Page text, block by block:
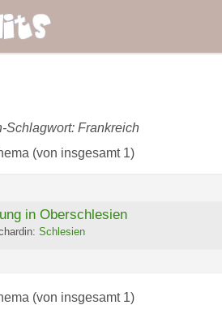
Schlagwort: Frankreich
(von insgesamt 1)
in Oberschlesien
in:Schlesien
(von insgesamt 1)